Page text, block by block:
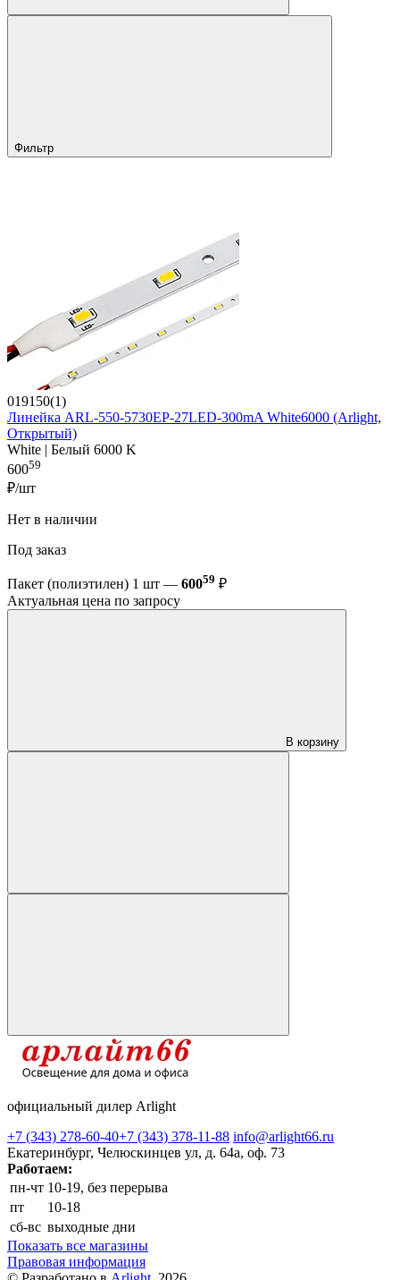
Фильтр
019150(1)
Линейка ARL-550-5730EP-27LED-300mA White6000 (Arlight,
Открытый)
White | Белый 6000 K
60059
₽/шт
Нет в наличии
Под заказ
Пакет (полиэтилен) 1 шт — 60059 ₽
Актуальная цена по запросу
В корзину
официальный дилер Arlight
+7 (343) 278-60-40+7 (343) 378-11-88 info@arlight66.ru
Екатеринбург, Челюскинцев ул, д. 64а, оф. 73
Работаем:
пн-чт 10-19, без перерыва
пт
10-18
сб-вс выходные дни
Показать все магазины
Правовая информация